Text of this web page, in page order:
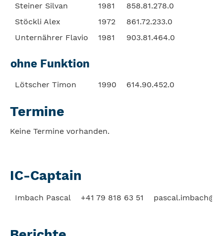
Steiner Silvan
1981
858.81.278.0
Stöckli Alex
1972
861.72.233.0
Unternährer Flavio
1981 903.81.464.0
ohne Funktion
Lötscher Timon 1990 614.90.452.0
Termine
Keine Termine vorhanden.
IC-Captain
Imbach Pascal +41 79 818 63 51